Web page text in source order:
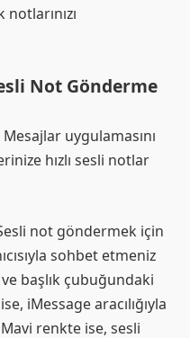
Not Gönderme
uygulamasını
hızlı sesli notlar
not göndermek için
sohbet etmeniz
başlık çubuğundaki
iMessage aracılığıyla
renkte ise, sesli